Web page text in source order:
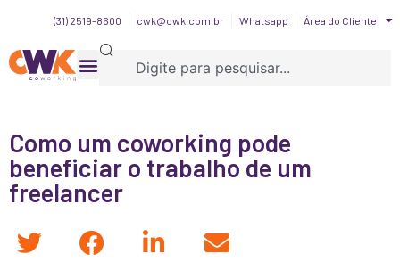
(31) 2519-8600 cwk@cwk.com.br Whatsapp Área do Cliente
Como um coworking pode
beneficiar o trabalho de um
freelancer